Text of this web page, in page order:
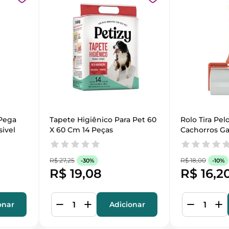
Tapete Higiênico Para Pet 60
X 60 Cm 14 Peças
R$ 27,25 -30%
R$ 19,08
Adicionar
Rolo Tira
Cachorros
Poeiras
R$ 18,00 -10%
R$ 16,